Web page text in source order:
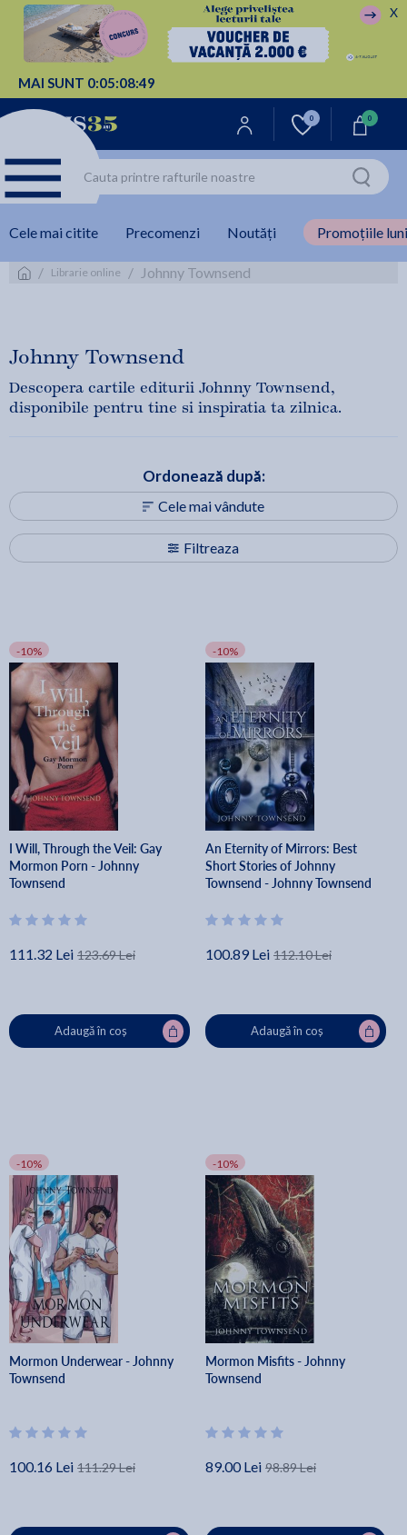
MAI SUNT 0:05:08:48
X
0 0
Cele mai citite Precomenzi Noutăți Promoțiile
/ Librarie online / Johnny Townsend
Johnny Townsend
Descopera cartile editurii Johnny Townsend,
disponibile pentru tine si inspiratia ta zilnica.
Filtreaza
Ordonează după:
Cele mai vândute
-10%
I Will, Through the Veil: Gay
Mormon Porn - Johnny
Townsend
111.32 Lei 123.69 Lei
Adaugă în coș
-10%
An Eternity of Mirrors: Best
Short Stories of Johnny
Townsend - Johnny Townsend
100.89 Lei 112.10 Lei
Adaugă în coș
-10%
Mormon Underwear - Johnny
Townsend
100.16 Lei 111.29 Lei
-10%
Mormon Misfits - Johnny
Townsend
89.00 Lei 98.89 Lei